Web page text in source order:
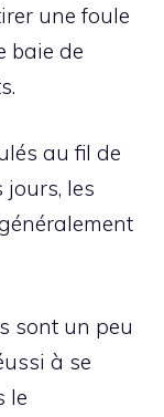
une foule
baie de
au fil de
les
sont un peu
à se
le